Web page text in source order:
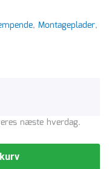
, Montageplader,
næste hverdag.